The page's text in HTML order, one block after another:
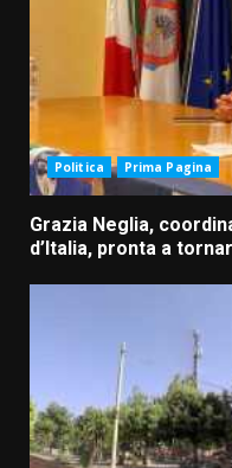
Politica Prima Pagina
Grazia Neglia,
d’Italia, pronta a